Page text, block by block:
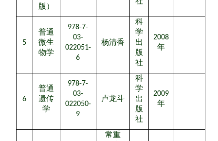
版）
社
5
普通
微生
物学
978-7-
03-
022051-
6
杨清香
科
学
出
版
社
2008
年
6
普通
遗传
学
978-7-
03-
022050-
9
卢龙斗
科
学
出
版
社
2009
年
常重